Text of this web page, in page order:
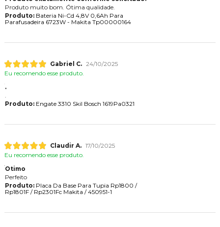
Produto muito bom. Ótima qualidade.
Produto:Bateria Ni-Cd 4,8V 0,6Ah Para
Parafusadeira 6723W - Makita Tp00000164
Gabriel C. 24/10/2025
Eu recomendo esse produto.
.
Produto:Engate 3310 Skil Bosch 1619Pa0321
Claudir A. 17/10/2025
Eu recomendo esse produto.
Otimo
Perfeito
Produto:Placa Da Base Para Tupia Rp1800 /
Rp1801F / Rp2301Fc Makita / 450951-1